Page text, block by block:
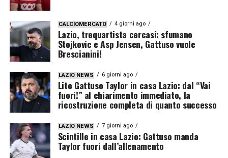
CALCIOMERCATO 4 giorni ago
Lazio, trequartista cercasi: sfumano
Stojkovic e Asp Jensen, Gattuso vuole
Brescianini!
LAZIO NEWS 6 giorni ago
Lite Gattuso Taylor in casa Lazio: dal “Vai
fuori!” al chiarimento immediato, la
ricostruzione completa di quanto successo
LAZIO NEWS 7 giorni ago
Scintille in casa Lazio: Gattuso manda
Taylor fuori dall’allenamento